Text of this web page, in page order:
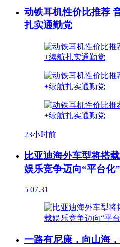
动铁耳机性价比推荐
扎实通勤党
23小时前
比亚迪海外车型将搭
娱乐竞争迈向“平台化
5 07.31
一路有尼康，向山海